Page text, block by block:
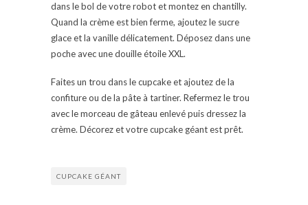
dans le bol de votre robot et montez en chantilly.
Quand la crème est bien ferme, ajoutez le sucre
glace et la vanille délicatement. Déposez dans une
poche avec une douille étoile XXL.
Faites un trou dans le cupcake et ajoutez de la
confiture ou de la pâte à tartiner. Refermez le trou
avec le morceau de gâteau enlevé puis dressez la
crème. Décorez et votre cupcake géant est prêt.
CUPCAKE GÉANT